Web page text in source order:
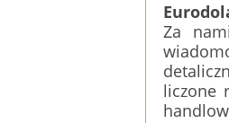
Za
liczone